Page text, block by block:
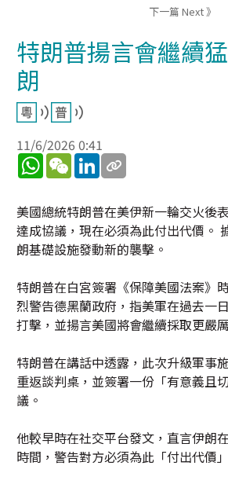
下一篇 Next 》
特朗普揚言會繼續
朗
11/6/2026 0:41
WhatsApp
WeChatLinkedIn
美國總統特朗普在美伊新一輪交火後
達成協議，現在必須為此付出代價。
朗基礎設施發動新的襲擊。
特朗普在白宮簽署《保障美國法案》
烈警告德黑蘭政府，指美軍在過去一
打擊，並揚言美國將會繼續採取更嚴
特朗普在講話中透露，此次升級軍事
重返談判桌，並簽署一份「有意義且
議。
他較早時在社交平台發文，直言伊朗
時間，警告對方必須為此「付出代價